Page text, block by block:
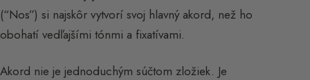
(“Nos”) si najskôr vytvorí svoj hlavný akord, než ho
obohatí vedľajšími tónmi a fixatívami.
Akord nie je jednoduchým súčtom zložiek. Je